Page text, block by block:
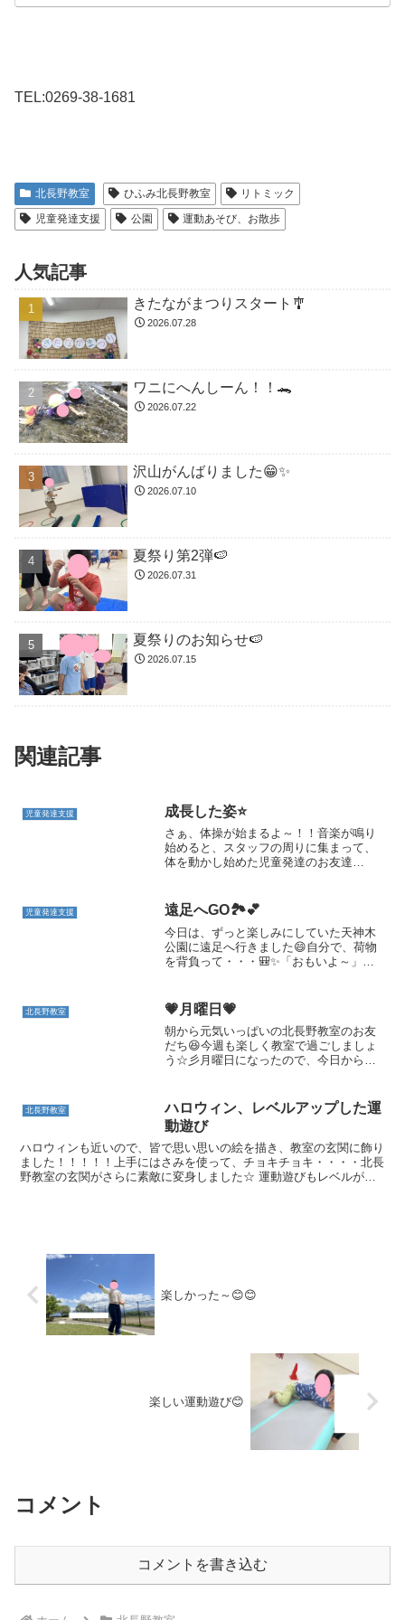
TEL:0269-38-1681
北長野教室 ひふみ北長野教室
リトミック
児童発達支援
公園 運動あそび、お散歩
人気記事
きたながまつりスタート🎐
2026.07.28
ワニにへんしーん！！🐊
2026.07.22
沢山がんばりました😁✨
2026.07.10
夏祭り第2弾🍉
2026.07.31
夏祭りのお知らせ🍉
2026.07.15
関連記事
児童発達支援 成長した姿⭐
さぁ、体操が始まるよ～！！音楽が鳴り
始めると、スタッフの周りに集まって、
体を動かし始めた児童発達のお友達
した⭐さて、次の写真は・・・運動あそび
中の一コマです...
児童発達支援 遠足へGO🏞💕
今日は、ずっと楽しみにしていた天神木
公園に遠足へ行きました😄自分で、荷物
を背負って・・・🎒✨「おもいよ～」と
は、体を使いこなし遊具でたくさん遊び
ました！「気を付け！いち...
北長野教室 💗月曜日💗
朝から元気いっぱいの北長野教室のお友
だち😆今週も楽しく教室で過ごしましょ
う☆彡月曜日になったので、今日から新
フが手で作った輪の中をワニさん歩きで
進みます。トンネルが大...
北長野教室
ハロウィン、レベルアップした運
動遊び
ハロウィンも近いので、皆で思い思いの絵を描き、教室の玄関に飾り
ました！！！！！上手にはさみを使って、チョキチョキ・・・・北長
野教室の玄関がさらに素敵に変身しました☆ 運動遊びもレベルが上
楽しかった～😊😊
楽しい運動遊び😊
コメント
コメントを書き込む